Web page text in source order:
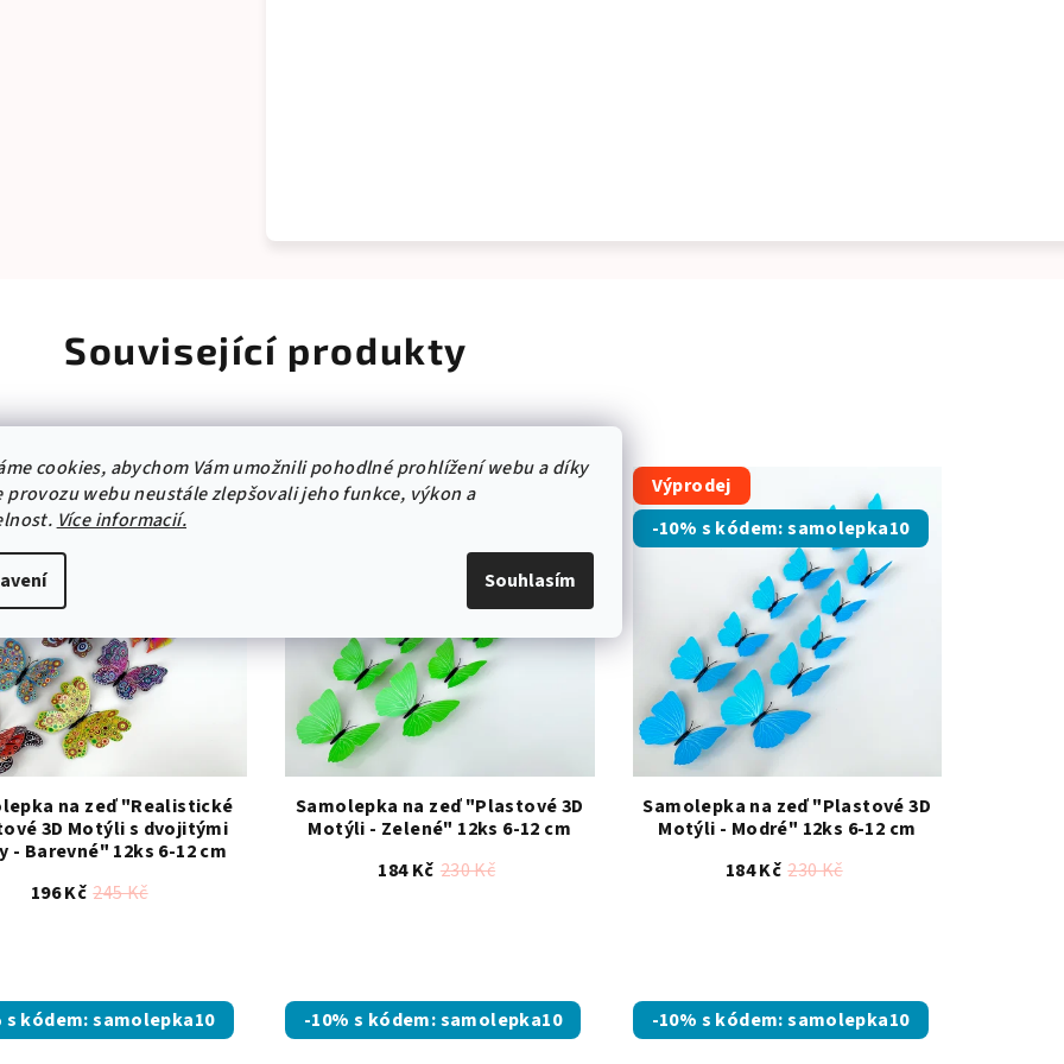
cookies, abychom Vám umožnili pohodlné prohlížení webu a díky
provozu webu neustále zlepšovali jeho funkce, výkon a
Více informacií.
Souhlasím
Související produkty
s kódem: samolepka10
na zeď "Realistické
3D Motýli s dvojitými
- Barevné" 12ks 6-12 cm
196 Kč 245 Kč
Výprodej
Samolepka na zeď "Plastové 3D
Motýli - Zelené" 12ks 6-12 cm
184 Kč 230 Kč
je
5,0
Výprodej
-10% s kódem: samolepka10
Samolepka na zeď "Plastové 3D
Motýli - Modré" 12ks 6-12 cm
184 Kč 230 Kč
je
5,0
s kódem: samolepka10 -10% s kódem: samolepka10 -10% s kódem: samolepka10